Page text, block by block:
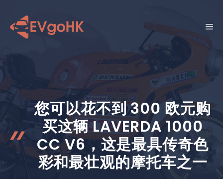
菜
您可以花不到 300 欧元购
买这辆 LAVERDA 1000
CC V6，这是最具传奇色
彩和最壮观的摩托车之一